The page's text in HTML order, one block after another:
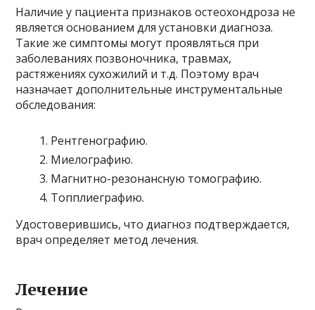
Наличие у пациента признаков остеохондроза не
является основанием для установки диагноза.
Такие же симптомы могут проявляться при
заболеваниях позвоночника, травмах,
растяжениях сухожилий и т.д. Поэтому врач
назначает дополнительные инструментальные
обследования:
Рентгенографию.
Миелографию.
Магнитно-резонансную томографию.
Топплиеграфию.
Удостоверившись, что диагноз подтверждается,
врач определяет метод лечения.
Лечение